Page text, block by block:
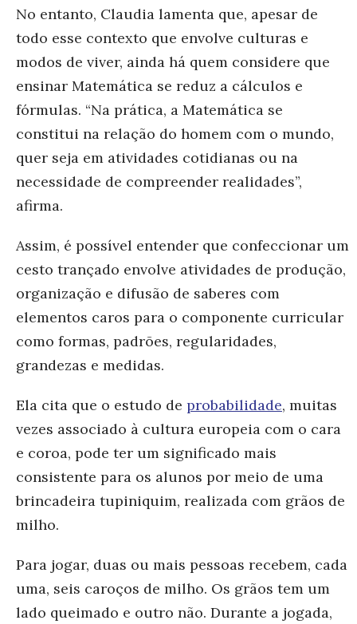
No entanto, Claudia lamenta que, apesar de
todo esse contexto que envolve culturas e
modos de viver, ainda há quem considere que
ensinar Matemática se reduz a cálculos e
fórmulas. “Na prática, a Matemática se
constitui na relação do homem com o mundo,
quer seja em atividades cotidianas ou na
necessidade de compreender realidades”,
afirma.
Assim, é possível entender que confeccionar um
cesto trançado envolve atividades de produção,
organização e difusão de saberes com
elementos caros para o componente curricular
como formas, padrões, regularidades,
grandezas e medidas.
Ela cita que o estudo de probabilidade, muitas
vezes associado à cultura europeia com o cara
e coroa, pode ter um significado mais
consistente para os alunos por meio de uma
brincadeira tupiniquim, realizada com grãos de
milho.
Para jogar, duas ou mais pessoas recebem, cada
uma, seis caroços de milho. Os grãos tem um
lado queimado e outro não. Durante a jogada,